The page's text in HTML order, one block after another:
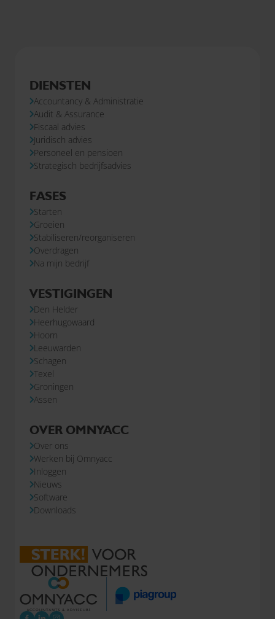
DIENSTEN
Accountancy & Administratie
Audit & Assurance
Fiscaal advies
Juridisch advies
Personeel en pensioen
Strategisch bedrijfsadvies
FASES
Starten
Groeien
Stabiliseren/reorganiseren
Overdragen
Na mijn bedrijf
VESTIGINGEN
Den Helder
Heerhugowaard
Hoorn
Leeuwarden
Schagen
Texel
Groningen
Assen
OVER OMNYACC
Over ons
Werken bij Omnyacc
Inloggen
Nieuws
Software
Downloads